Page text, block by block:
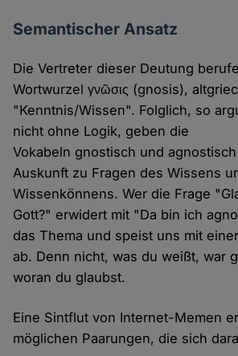
Semantischer Ansatz
Die Vertreter dieser Deutung
Wortwurzel γνῶσις (gnosis),
"Kenntnis/Wissen". Folglich, so
nicht ohne Logik, geben die
Vokabeln gnostisch und
Auskunft zu Fragen des Wissens
Wissenkönnens. Wer die Frage
Gott?" erwidert mit "Da bin ich
das Thema und speist uns mit
ab. Denn nicht, was du weißt, war
woran du glaubst.
Eine Sintflut von Internet-Memen
möglichen Paarungen, die sich